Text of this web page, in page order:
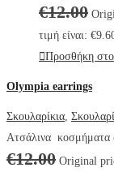
€12.00
τιμή είναι:
Προσθήκη
Olympia earrings
Σκουλαρίκια
Ατσάλινα κοσμήματα
€12.00 Original